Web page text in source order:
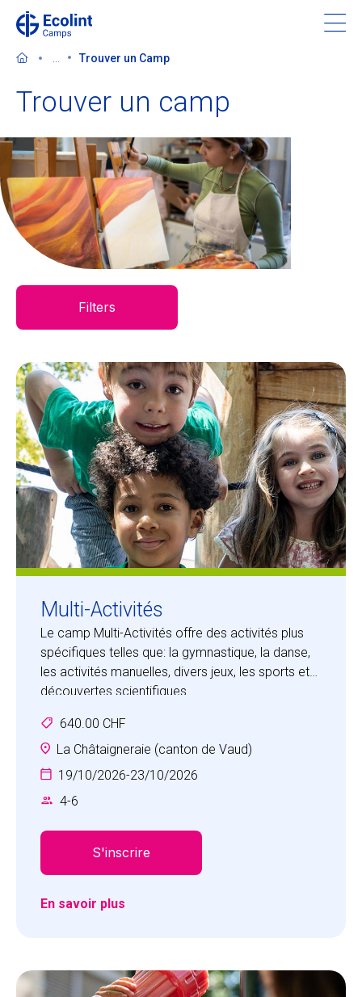
content
À propos de nos camps
Contactez-nous
Trouver un camp
Centre des arts
Institute
Contact
Panier
FR
Trouver un Camp
Trouver un camp
Filters
Multi-Activités
Le camp Multi-Activités offre des activités plus
spécifiques telles que: la gymnastique, la danse,
les activités manuelles, divers jeux, les sports et
découvertes scientifiques.
amusant, axé sur le développement des
compétences sociales comme la
communication, la coopération, la conscience de
640.00 CHF
La Châtaigneraie (canton de Vaud)
19/10/2026-23/10/2026
4-6
S'inscrire
En savoir plus